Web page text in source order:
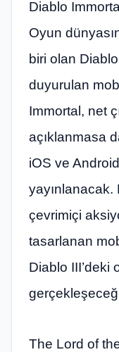
Diablo
Oyun
biri olan
duyurulan
Immortal, net
açıklanmasa
iOS ve
çevrimiçi
tasarlanan
Diablo III’deki
The Lord of